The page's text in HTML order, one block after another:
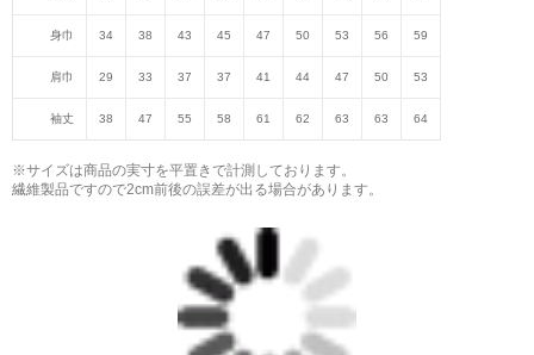
-Comics Style Version.
挿画&グッズカタログ <デザイン画集:BEST版>
＜著者/絵本:挿画作成＞ 凛々風 猛 -リリカゼタケル
日本語版: https://amzn.asia/d/gPVyU1t
＿＿＿＿＿＿＿＿＿＿＿＿＿＿＿＿＿＿＿＿＿＿
▶︎SUZURI https://suzuri.jp/ririkazetakeru
▶︎UP-T up-t.jp/creator/66b9c067ae64e
身巾 34 38 43 45 47 50 53 56 59
肩巾 29 33 37 37 41 44 47 50 53
袖丈 38 47 55 58 61 62 63 63 64
※サイズは商品の実寸を平置きで計測しております。
繊維製品ですので2cm前後の誤差が出る場合があります。